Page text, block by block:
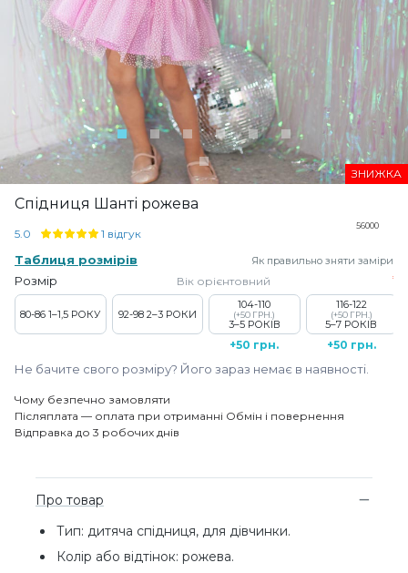
ЗНИЖКА
Спідниця Шанті рожева
56000
5.0 1 відгук
Таблиця розмірів Як правильно зняти заміри
Розмір Вік орієнтовний
80-86 1–1,5 РОКУ 92-98 2–3 РОКИ
104-110
(+50 ГРН.)
3–5 РОКІВ
+50 грн.
116-122
(+50 ГРН.)
5–7 РОКІВ
+50 грн.
Не бачите свого розміру? Його зараз немає в наявності.
Чому безпечно замовляти
Післяплата — оплата при отриманні Обмін і повернення
Відправка до 3 робочих днів
Про товар
Тип: дитяча спідниця, для дівчинки.
Колір або відтінок: рожева.